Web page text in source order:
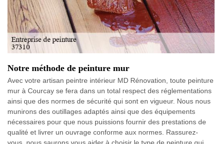
Notre méthode de peinture mur
Avec votre artisan peintre intérieur MD Rénovation, toute peinture
mur à Courcay se fera dans un total respect des réglementations
ainsi que des normes de sécurité qui sont en vigueur. Nous nous
munirons des outillages adaptés ainsi que des équipements
nécessaires pour que nous puissions fournir des prestations de
qualité et livrer un ouvrage conforme aux normes. Rassurez-